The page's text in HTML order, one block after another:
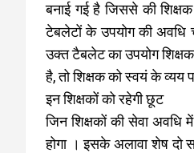
बनाई गई है जिससे की
टेबलेटों के उपयोग की अवधि
उक्त टैबलेट का उपयोग
है, तो शिक्षक को स्वयं के व्यय
इन शिक्षकों को रहेगी छूट
जिन शिक्षकों की सेवा अवधि
होगा । इसके अलावा शेष दो